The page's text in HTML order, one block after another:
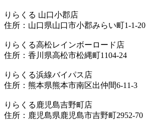
りらくる 山口小郡店
住所：山口県山口市小郡みらい町1-1-20
りらくる高松レインボーロード店
住所：香川県高松市松縄町1104-24
りらくる浜線バイパス店
住所：熊本県熊本市南区出仲間6-11-3
りらくる鹿児島吉野町店
住所：鹿児島県鹿児島市吉野町2952-70